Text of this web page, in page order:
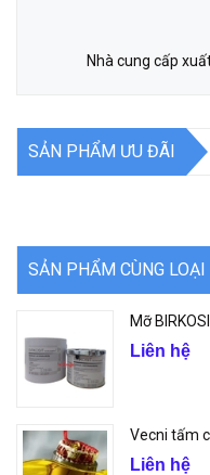
Nhà cung cấp
SẢN PHẨM ƯU ĐÃI
SẢN PHẨM CÙNG LOẠI
Mỡ
Liên hệ
Vecni tấm
Liên hệ